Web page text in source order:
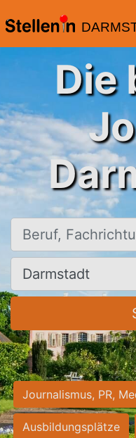
Die
Beruf, Fachrichtung,
Ort, Stadt
Journalismus, PR,
Ausbildungsplätze